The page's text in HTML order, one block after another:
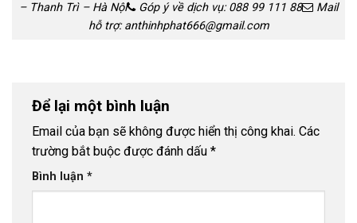
– Thanh Trì – Hà Nội
Góp ý về dịch vụ:088 99 111 88
Mail
hỗ trợ:anthinhphat666@gmail.com
Để lại một bình luận
Email của bạn sẽ không được hiển thị công khai. Các
trường bắt buộc được đánh dấu *
Bình luận *